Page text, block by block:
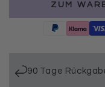
Menge
für
Taynie
Menge
für
5er
Taynie
ZUM
90 Tage